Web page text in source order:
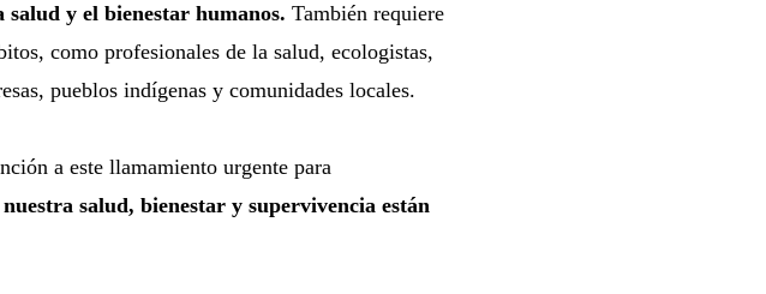
y el bienestar humanos. También requiere
como profesionales de la salud, ecologistas,
pueblos indígenas y comunidades locales.
a este llamamiento urgente para
salud, bienestar y supervivencia están